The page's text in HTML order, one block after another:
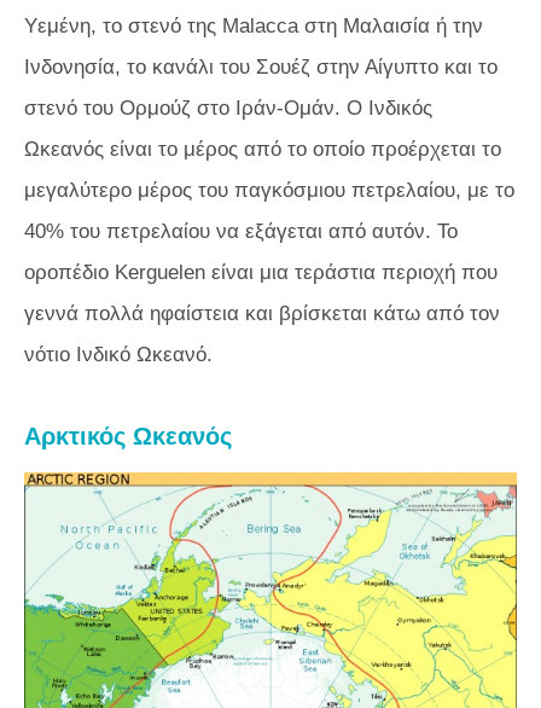
Υεμένη, το στενό της Malacca στη Μαλαισία ή την
Ινδονησία, το κανάλι του Σουέζ στην Αίγυπτο και το
στενό του Ορμούζ στο Ιράν-Ομάν. Ο Ινδικός
Ωκεανός είναι το μέρος από το οποίο προέρχεται το
μεγαλύτερο μέρος του παγκόσμιου πετρελαίου, με το
40% του πετρελαίου να εξάγεται από αυτόν. Το
οροπέδιο Kerguelen είναι μια τεράστια περιοχή που
γεννά πολλά ηφαίστεια και βρίσκεται κάτω από τον
νότιο Ινδικό Ωκεανό.
Αρκτικός Ωκεανός